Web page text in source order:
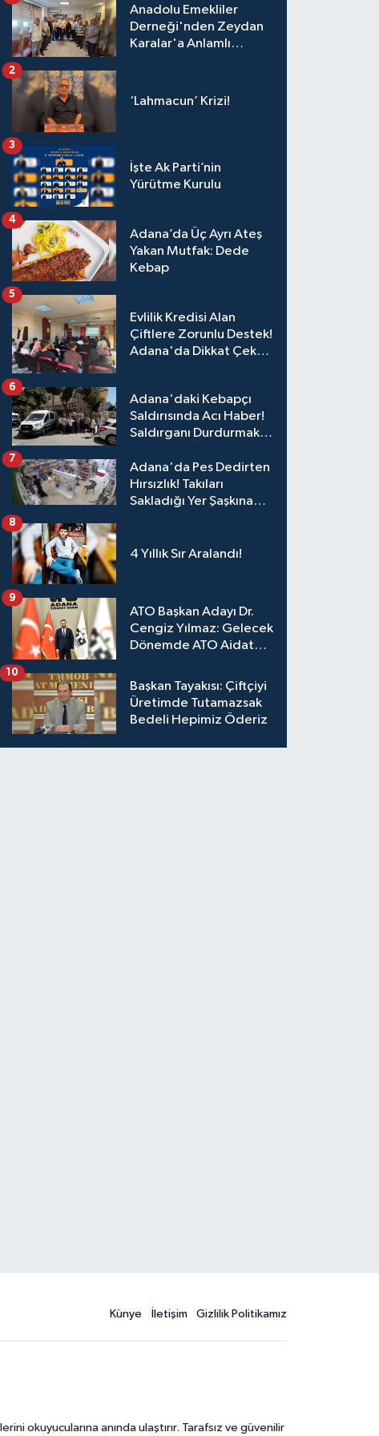
Anadolu Emekliler
Derneği'nden Zeydan
Karalar'a Anlamlı
‘Lahmacun’ Krizi!
2
İşte Ak Parti’nin
Yürütme Kurulu
3
Adana’da Üç Ayrı Ateş
Yakan Mutfak: Dede
Kebap
4
Evlilik Kredisi Alan
Çiftlere Zorunlu Destek!
Adana'da Dikkat Çeken
5
Adana'daki Kebapçı
Saldırısında Acı Haber!
Saldırganı Durdurmak
Kaybetti
6
Adana'da Pes Dedirten
Hırsızlık! Takıları
Sakladığı Yer Şaşkına
7
4 Yıllık Sır Aralandı!
8
ATO Başkan Adayı Dr.
Cengiz Yılmaz: Gelecek
Dönemde ATO Aidat
Üyelerimize Ve
Adana'ya Yatırılacak
9
Başkan Tayakısı: Çiftçiyi
Üretimde Tutamazsak
Bedeli Hepimiz Öderiz
10
Künye İletişim Gizlilik Politikamız
okuyucularına anında ulaştırır. Tarafsız ve güvenilir